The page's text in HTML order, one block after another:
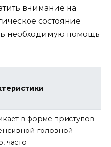
внимание на
состояние
необходимую помощь
в форме приступов
головной
часто